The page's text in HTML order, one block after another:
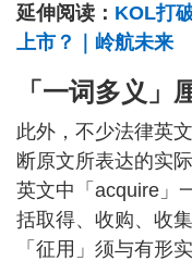
延伸阅读： KOL打
上市？｜岭航未来
「一词多义」
此外，不少法律英
断原文所表达的实
英文中「acquire」
括取得、收购、收
「征用」须与有形